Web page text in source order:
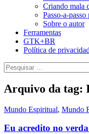
Criando mala
Passo-a-
Sobre o autor
Ferramentas
GTK+BR
Política de
Pesquisar
por:
Arquivo da tag:
Mundo Espiritual, Mundo
Eu acredito no